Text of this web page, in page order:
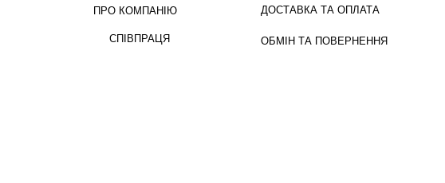
ПРО КОМПАНІЮ
СПІВПРАЦЯ
ДОСТАВКА ТА ОПЛАТА
ОБМІН ТА ПОВЕРНЕННЯ